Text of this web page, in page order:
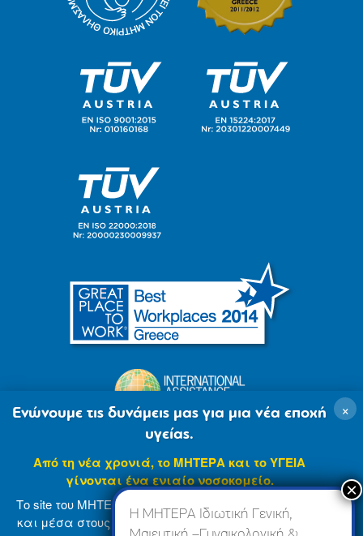
Η ΜΗΤΕΡΑ Ιδιωτική Γενική,
×
Ενώνουμε τις δυνάμεις μας για μια νέα εποχή
υγείας.
Από τη νέα χρονιά, το ΜΗΤΕΡΑ και το ΥΓΕΙΑ
γίνονται ένα ενιαίο νοσοκομείο.
Το site του ΜΗΤΕΡΑ βρίσκεται σε φάση ανανέωσης
και μέσα στους επόμενους μήνες θα ενσωματωθεί